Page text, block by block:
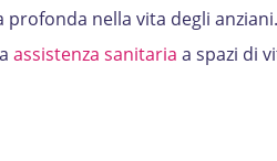
nella vita degli
assistenza sanitaria a spazi di